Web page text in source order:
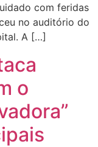
com feridas
no auditório do
A […]
o